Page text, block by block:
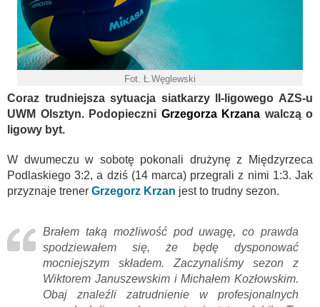
Fot. Ł.Węglewski
Coraz trudniejsza sytuacja siatkarzy II-ligowego AZS-u
UWM Olsztyn. Podopieczni Grzegorza Krzana walczą o
ligowy byt.
W dwumeczu w sobotę pokonali drużynę z Międzyrzeca
Podlaskiego 3:2, a dziś (14 marca) przegrali z nimi 1:3. Jak
przyznaje trener Grzegorz Krzan jest to trudny sezon.
Brałem taką możliwość pod uwagę, co prawda
spodziewałem się, że będę dysponować
mocniejszym składem. Zaczynaliśmy sezon z
Wiktorem Januszewskim i Michałem Kozłowskim.
Obaj znaleźli zatrudnienie w profesjonalnych